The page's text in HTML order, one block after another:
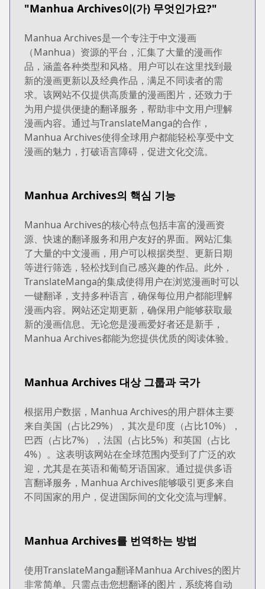
"Manhua Archives이(가) 무엇인가요?"
Manhua Archives是一个专注于中文漫画
（Manhua）资源的平台，汇集了大量的漫画作
品，涵盖各种类型和风格。用户可以在这里找到最
新的漫画更新以及经典作品，满足不同读者的需
求。该网站不仅提供高质量的漫画图片，还致力于
为用户提供便捷的翻译服务，帮助非中文用户理解
漫画内容。通过与TranslateManga的合作，
Manhua Archives使得全球用户都能轻松享受中文
漫画的魅力，打破语言障碍，促进文化交流。
Manhua Archives의 핵심 기능
Manhua Archives的核心特点包括丰富的漫画资
源、快速的翻译服务和用户友好的界面。网站汇集
了大量的中文漫画，用户可以根据类型、更新日期
等进行筛选，轻松找到自己感兴趣的作品。此外，
TranslateManga的集成使得用户在浏览漫画时可以
一键翻译，支持多种语言，确保每位用户都能理解
漫画内容。网站还定期更新，确保用户能够获取最
新的漫画信息。无论您是漫画爱好者还是新手，
Manhua Archives都能为您提供优质的阅读体验。
Manhua Archives 대상 그룹과 국가
根据用户数据，Manhua Archives的用户群体主要
来自美国（占比29%），其次是印度（占比10%），
巴西（占比7%），法国（占比5%）和英国（占比
4%）。这表明该网站在全球范围内受到了广泛的欢
迎，尤其是在英语和葡萄牙语国家。通过提供多语
言翻译服务，Manhua Archives能够吸引更多来自
不同国家的用户，促进国际间的文化交流与理解。
Manhua Archives를 번역하는 방법
使用TranslateManga翻译Manhua Archives的图片
非常简单。只需点击您想翻译的图片，系统将自动